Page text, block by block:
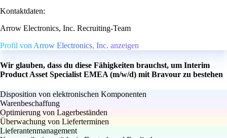
Kontaktdaten:
Arrow Electronics, Inc. Recruiting-Team
Profil von Arrow Electronics, Inc. anzeigen
Wir glauben, dass du diese Fähigkeiten brauchst, um Interim
Product Asset Specialist EMEA (m/w/d) mit Bravour zu bestehen
Disposition von elektronischen Komponenten
Warenbeschaffung
Optimierung von Lagerbeständen
Überwachung von Lieferterminen
Lieferantenmanagement